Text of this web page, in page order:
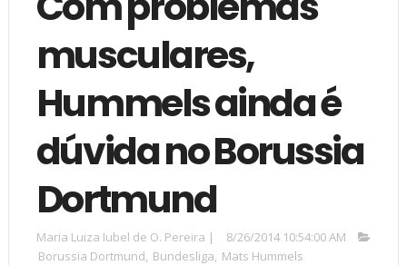
musculares,
Hummels ainda é
dúvida no Borussia
Dortmund
Maria Luiza Iubel de O. Pereira |
8/26/2014 10:54:00 AM
Borussia Dortmund, Bundesliga, Mats Hummels